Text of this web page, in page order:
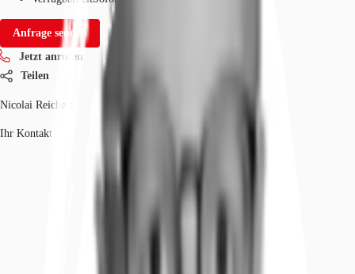
Anfrage senden
Jetzt anrufen
Teilen
Nicolai Reichert
Ihr Kontakt